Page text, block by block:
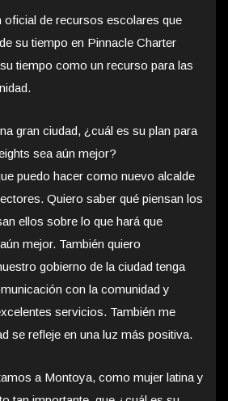
oficial de recursos escolares que
su tiempo en Pinnacle Charter
tiempo como un recurso para las
gran ciudad, ¿cuál es su plan para
sea aún mejor?
puedo hacer como nuevo alcalde
Quiero saber qué piensan los
ellos sobre lo que hará que
mejor. También quiero
gobierno de la ciudad tenga
con la comunidad y
servicios. También me
se refleje en una luz más positiva.
a Montoya, como mujer latina y